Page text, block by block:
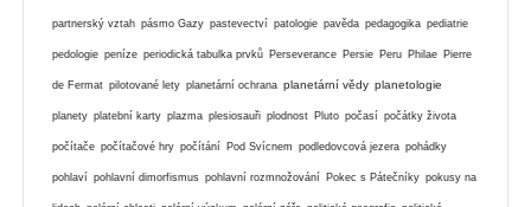
partnerský vztah pásmo Gazy pastevectví patologie pavěda pedagogika pediatrie
pedologie peníze periodická tabulka prvků Perseverance Persie Peru Philae Pierre
de Fermat pilotované lety planetární ochrana planetární vědy planetologie
planety platební karty plazma plesiosauři plodnost Pluto počasí počátky života
počítače počítačové hry počítání Pod Svícnem podledovcová jezera pohádky
pohlaví pohlavní dimorfismus pohlavní rozmnožování Pokec s Pátečníky pokusy na